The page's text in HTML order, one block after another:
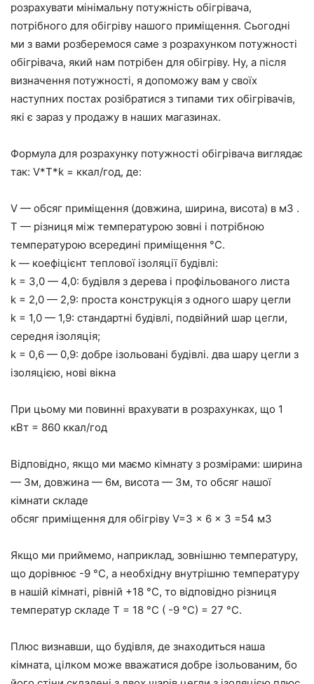
розрахувати мінімальну потужність обігрівача,
потрібного для обігріву нашого приміщення. Сьогодні
ми з вами розберемося саме з розрахунком потужності
обігрівача, який нам потрібен для обігріву. Ну, а після
визначення потужності, я допоможу вам у своїх
наступних постах розібратися з типами тих обігрівачів,
які є зараз у продажу в наших магазинах.
Формула для розрахунку потужності обігрівача виглядає
так: V*T*k = ккал/год, де:
V — обсяг приміщення (довжина, ширина, висота) в м3 .
T — різниця між температурою зовні і потрібною
температурою всередині приміщення °C.
k — коефіцієнт теплової ізоляції будівлі:
k = 3,0 — 4,0: будівля з дерева і профільованого листа
k = 2,0 — 2,9: проста конструкція з одного шару цегли
k = 1,0 — 1,9: стандартні будівлі, подвійний шар цегли,
середня ізоляція;
k = 0,6 — 0,9: добре ізольовані будівлі. два шару цегли з
ізоляцією, нові вікна
При цьому ми повинні врахувати в розрахунках, що 1
кВт = 860 ккал/год
Відповідно, якщо ми маємо кімнату з розмірами: ширина
— 3м, довжина — 6м, висота — 3м, то обсяг нашої
кімнати складе
обсяг приміщення для обігріву V=3 x 6 x 3 =54 м3
Якщо ми приймемо, наприклад, зовнішню температуру,
що дорівнює -9 °C, а необхідну внутрішню температуру
в нашій кімнаті, рівній +18 °C, то відповідно різниця
температур складе Т = 18 °C ( -9 °C) = 27 °C.
Плюс визнавши, що будівля, де знаходиться наша
кімната, цілком може вважатися добре ізольованим, бо